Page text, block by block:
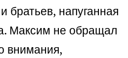
братьев, напуганная
Максим не обращал
внимания,